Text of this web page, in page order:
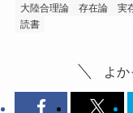
大陸合理論
存在論 実
読書
よか